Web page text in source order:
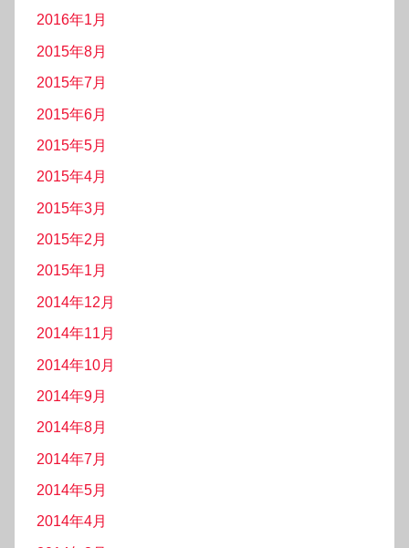
2016年1月
2015年8月
2015年7月
2015年6月
2015年5月
2015年4月
2015年3月
2015年2月
2015年1月
2014年12月
2014年11月
2014年10月
2014年9月
2014年8月
2014年7月
2014年5月
2014年4月